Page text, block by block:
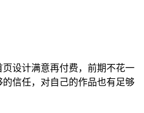
设计满意再付费，前期不花一
信任，对自己的作品也有足够